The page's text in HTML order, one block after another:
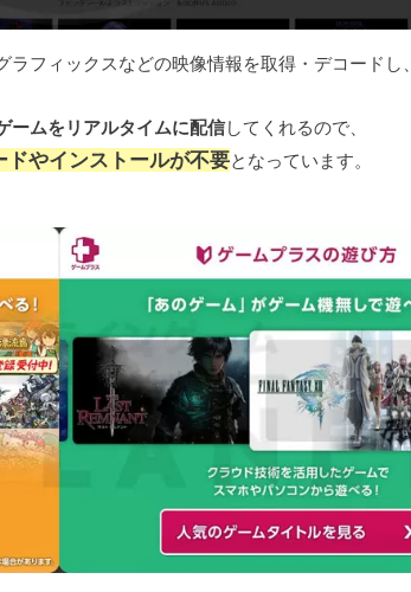
フィックスなどの映像情報を取得・デコードし、
ームをリアルタイムに配信してくれるので、
ドやインストールが不要となっています。